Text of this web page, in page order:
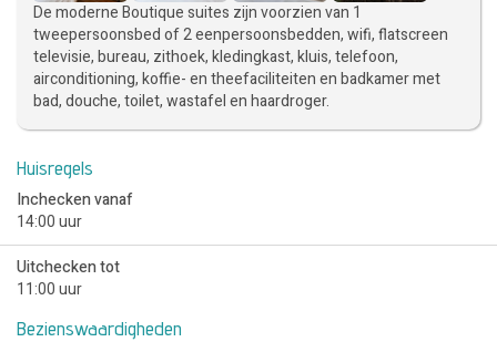
De moderne Boutique suites zijn voorzien van 1
tweepersoonsbed of 2 eenpersoonsbedden, wifi, flatscreen
televisie, bureau, zithoek, kledingkast, kluis, telefoon,
airconditioning, koffie- en theefaciliteiten en badkamer met
bad, douche, toilet, wastafel en haardroger.
Huisregels
Inchecken vanaf
14:00 uur
Uitchecken tot
11:00 uur
Bezienswaardigheden